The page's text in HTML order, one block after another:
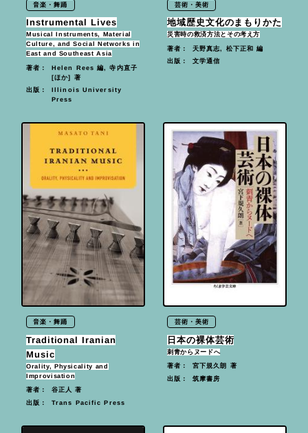
音楽・舞踊
Instrumental Lives
Musical Instruments, Material
Culture, and Social Networks in
East and Southeast Asia
著者： Helen Rees 編, 寺内直子
[ほか] 著
出版： Illinois University
Press
芸術・美術
地域歴史文化のまもりかた
災害時の救済方法とその考え方
著者： 天野真志, 松下正和 編
出版： 文学通信
音楽・舞踊
Traditional Iranian
Music
Orality, Physicality and
Improvisation
著者： 谷正人 著
出版： Trans Pacific Press
芸術・美術
日本の裸体芸術
刺青からヌードへ
著者： 宮下規久朗 著
出版： 筑摩書房